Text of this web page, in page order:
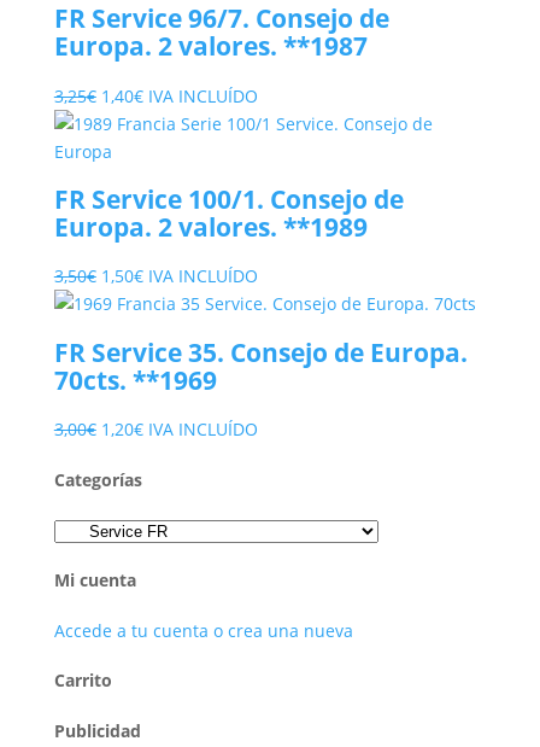
FR Service 96/7. Consejo de
Europa. 2 valores. **1987
3,25€ El
precio
original
3,25€.
1,40€El
precio
1,40€.
IVA INCLUÍDO
FR Service 100/1. Consejo de
Europa. 2 valores. **1989
3,50€ El
precio
era:
3,50€.
1,50€El
precio
es:
1,50€.
IVA INCLUÍDO
FR Service 35. Consejo de Europa.
70cts. **1969
3,00€ El
original
3,00€.
1,20€El
actual
1,20€.
IVA INCLUÍDO
Categorías
Mi cuenta
Accede a tu cuenta o crea una nueva
Carrito
Publicidad